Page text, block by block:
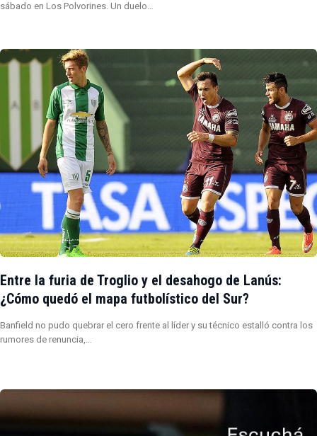
sábado en Los Polvorines. Un duelo…
Entre la furia de Troglio y el desahogo de Lanús:
¿Cómo quedó el mapa futbolístico del Sur?
Banfield no pudo quebrar el cero frente al líder y su técnico estalló contra los
rumores de renuncia,…